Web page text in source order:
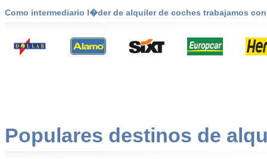
Como intermediario l�der de alquiler de coches trabajamos
Populares destinos de